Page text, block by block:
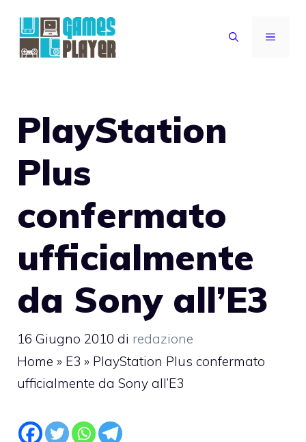
contenuto
MENU
PlayStation
Plus
confermato
ufficialmente
da Sony all’E3
16 Giugno 2010 di redazione
Home » E3 » PlayStation Plus confermato
ufficialmente da Sony all’E3